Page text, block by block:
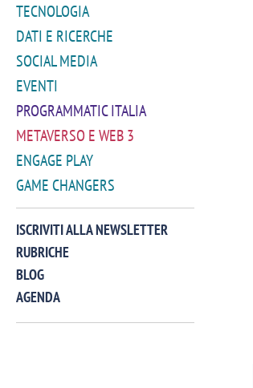
TECNOLOGIA
DATI E RICERCHE
SOCIAL MEDIA
EVENTI
PROGRAMMATIC ITALIA
METAVERSO E WEB 3
ENGAGE PLAY
GAME CHANGERS
ISCRIVITI ALLA NEWSLETTER
RUBRICHE
BLOG
AGENDA